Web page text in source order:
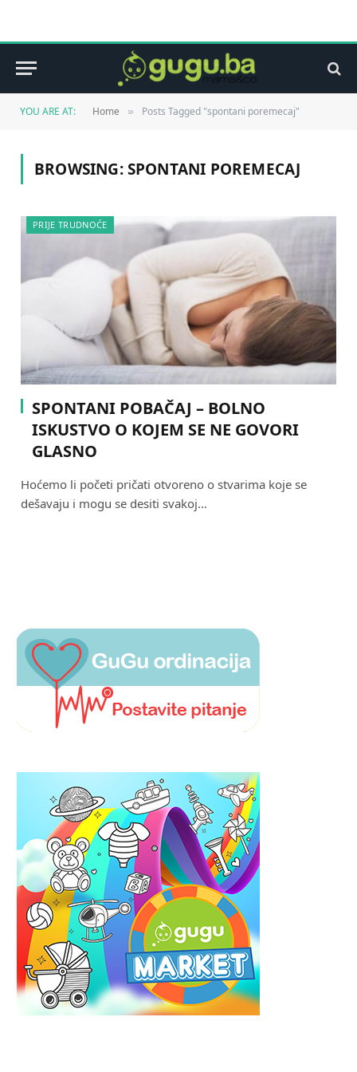
YOU ARE AT: Home » Posts Tagged "spontani poremecaj"
BROWSING:SPONTANI POREMECAJ
PRIJE TRUDNOĆE
SPONTANI POBAČAJ – BOLNO
ISKUSTVO O KOJEM SE NE GOVORI
GLASNO
Hoćemo li početi pričati otvoreno o stvarima koje se
dešavaju i mogu se desiti svakoj…